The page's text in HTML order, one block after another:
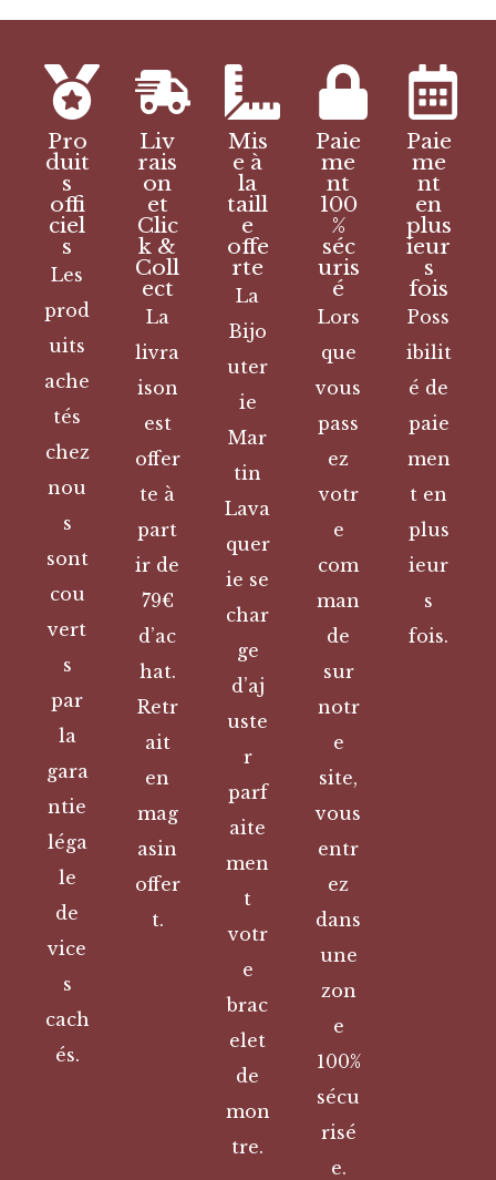
Pro
duit
s
offi
ciel
s
Les
prod
uits
ache
tés
chez
nou
s
sont
cou
vert
s
par
la
gara
ntie
léga
le
de
vice
s
cach
és.
Liv
rais
on
et
Clic
k &
Coll
ect
La
livra
ison
est
offer
te à
part
ir de
79€
d’ac
hat.
Retr
ait
en
mag
asin
offer
t.
Mis
e à
la
taill
e
offe
rte
La
Bijo
uter
ie
Mar
tin
Lava
quer
ie se
char
ge
d’aj
uste
r
parf
aite
men
t
votr
e
brac
elet
de
mon
tre.
Paie
me
nt
100
%
séc
uris
é
Lors
que
vous
pass
ez
votr
e
com
man
de
sur
notr
e
site,
vous
entr
ez
dans
une
zon
e
100%
sécu
risé
e.
Paie
me
nt
en
plus
ieur
s
fois
Poss
ibilit
é de
paie
men
t en
plus
ieur
s
fois.